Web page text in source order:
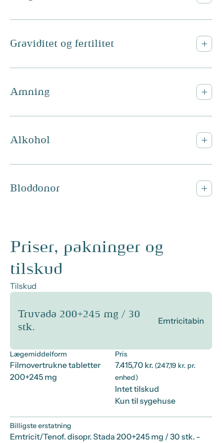
Graviditet og fertilitet
Amning
Alkohol
Bloddonor
Priser, pakninger og
tilskud
Tilskud
Truvada 200+245 mg / 30
stk.
Emtricitabin
Lægemiddelform
Filmovertrukne tabletter
200+245 mg
Pris
7.415,70 kr. (247,19 kr. pr.
enhed)
Intet tilskud
Kun til sygehuse
Billigste erstatning
Emtricit/Tenof. disopr. Stada 200+245 mg / 30 stk. -